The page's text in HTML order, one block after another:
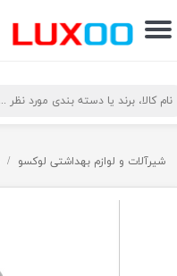
​جستجو
حساب کاربری من
خروج از حساب کاربری
شیرآلات و لوازم بهداشتی لوکسو